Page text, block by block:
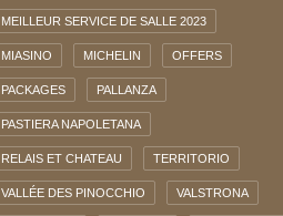
MEILLEUR SERVICE DE SALLE 2023
MIASINO MICHELIN OFFERS
PACKAGES PALLANZA
PASTIERA NAPOLETANA
RELAIS ET CHATEAU TERRITORIO
VALLÉE DES PINOCCHIO VALSTRONA